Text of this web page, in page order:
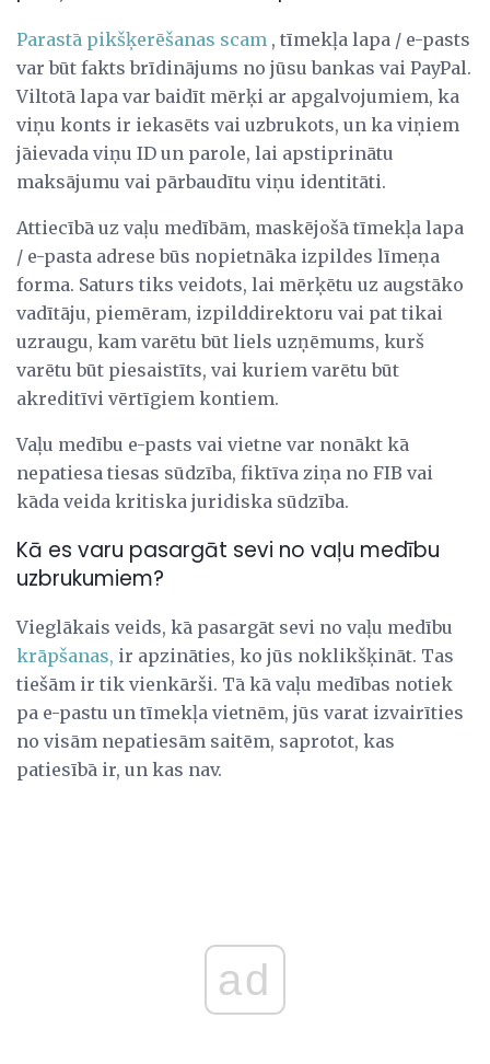
Parastā pikšķerēšanas scam , tīmekļa lapa / e-pasts
var būt fakts brīdinājums no jūsu bankas vai PayPal.
Viltotā lapa var baidīt mērķi ar apgalvojumiem, ka
viņu konts ir iekasēts vai uzbrukots, un ka viņiem
jāievada viņu ID un parole, lai apstiprinātu
maksājumu vai pārbaudītu viņu identitāti.
Attiecībā uz vaļu medībām, maskējošā tīmekļa lapa
/ e-pasta adrese būs nopietnāka izpildes līmeņa
forma. Saturs tiks veidots, lai mērķētu uz augstāko
vadītāju, piemēram, izpilddirektoru vai pat tikai
uzraugu, kam varētu būt liels uzņēmums, kurš
varētu būt piesaistīts, vai kuriem varētu būt
akreditīvi vērtīgiem kontiem.
Vaļu medību e-pasts vai vietne var nonākt kā
nepatiesa tiesas sūdzība, fiktīva ziņa no FIB vai
kāda veida kritiska juridiska sūdzība.
Kā es varu pasargāt sevi no vaļu medību
uzbrukumiem?
Vieglākais veids, kā pasargāt sevi no vaļu medību
krāpšanas, ir apzināties, ko jūs noklikšķināt. Tas
tiešām ir tik vienkārši. Tā kā vaļu medības notiek
pa e-pastu un tīmekļa vietnēm, jūs varat izvairīties
no visām nepatiesām saitēm, saprotot, kas
patiesībā ir, un kas nav.
ad